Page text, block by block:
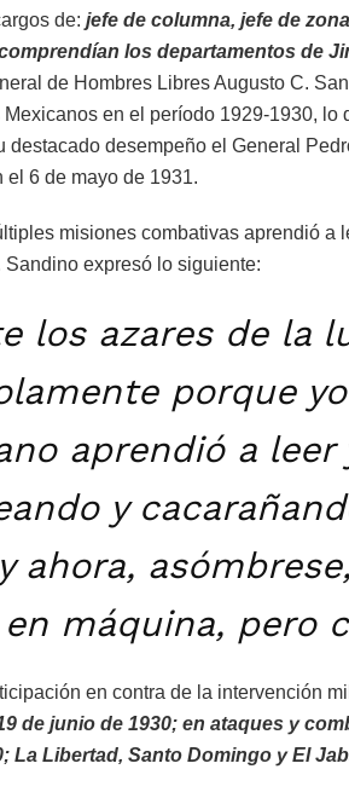
de: jefe de columna, jefe de
los departamentos de
de Hombres Libres Augusto C.
Mexicanos en el período 1929-1930,
destacado desempeño el General
6 de mayo de 1931.
misiones combativas aprendió a
Sandino expresó lo siguiente:
los azares de la
porque
aprendió a leer
y
ahora,
máquina, pero
en contra de la intervención
de junio de 1930; en ataques y
La Libertad, Santo Domingo y El